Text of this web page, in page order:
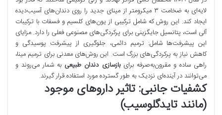
لایه‌ای به ضخامت ۳ میکرومتر از مینای جدید را روی دندان‌های آسیب‌دیده
ایجاد کند. این روش که شامل ترکیبی از یون‌های کلسیم و فسفات با ترکیبات
آلی است، پتانسیل جایگزینی برای پرکردگی‌های مصنوعی فعلی را دارد. مزایای
این پیشرفت‌ها شامل: ترمیم دائمی، جلوگیری از پیشرفت پوسیدگی و
کاهش نیاز به پرکردگی‌های بزرگ است. این روش‌های معدنی برای ترمیم مینا،
راهی ساده و مقرون‌به‌صرفه برای بازسازی دندان طبیعی به شمار می‌روند و
می‌توانند در آینده‌ای نزدیک به طور گسترده مورد استفاده قرار گیرند.
کشفیات جانبی: تاثیر داروهای موجود
(مانند تایدگلوسیب)